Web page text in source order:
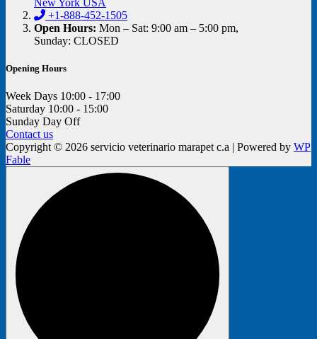
New York USA
+1-888-452-1505
Open Hours: Mon – Sat: 9:00 am – 5:00 pm,
Sunday: CLOSED
Opening Hours
Week Days 10:00 - 17:00
Saturday 10:00 - 15:00
Sunday Day Off
Contact us
Copyright © 2026 servicio veterinario marapet c.a | Powered by WP
Fable